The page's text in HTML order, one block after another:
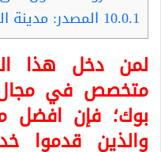
10.0.1 المصدر: مدينة
لمن دخل هذا
متخصص في مجال
بوك؛ فإن افضل
والذين قدموا